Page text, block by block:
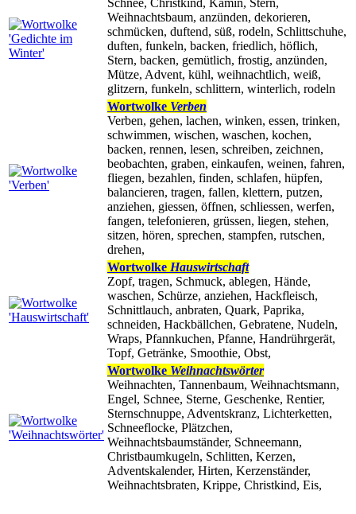
Schnee, Christkind, Kamin, Stern,
Weihnachtsbaum, anzünden, dekorieren,
schmücken, duftend, süß, rodeln, Schlittschuhe,
duften, funkeln, backen, friedlich, höflich,
Stern, backen, gemütlich, frostig, anzünden,
Mütze, Advent, kühl, weihnachtlich, weiß,
glitzern, funkeln, schlittern, winterlich, rodeln
Wortwolke Verben
Verben, gehen, lachen, winken, essen, trinken,
schwimmen, wischen, waschen, kochen,
backen, rennen, lesen, schreiben, zeichnen,
beobachten, graben, einkaufen, weinen, fahren,
fliegen, bezahlen, finden, schlafen, hüpfen,
balancieren, tragen, fallen, klettern, putzen,
anziehen, giessen, öffnen, schliessen, werfen,
fangen, telefonieren, grüssen, liegen, stehen,
sitzen, hören, sprechen, stampfen, rutschen,
drehen,
Wortwolke Hauswirtschaft
Zopf, tragen, Schmuck, ablegen, Hände,
waschen, Schürze, anziehen, Hackfleisch,
Schnittlauch, anbraten, Quark, Paprika,
schneiden, Hackbällchen, Gebratene, Nudeln,
Wraps, Pfannkuchen, Pfanne, Handrührgerät,
Topf, Getränke, Smoothie, Obst,
Wortwolke Weihnachtswörter
Weihnachten, Tannenbaum, Weihnachtsmann,
Engel, Schnee, Sterne, Geschenke, Rentier,
Sternschnuppe, Adventskranz, Lichterketten,
Schneeflocke, Plätzchen,
Weihnachtsbaumständer, Schneemann,
Christbaumkugeln, Schlitten, Kerzen,
Adventskalender, Hirten, Kerzenständer,
Weihnachtsbraten, Krippe, Christkind, Eis,